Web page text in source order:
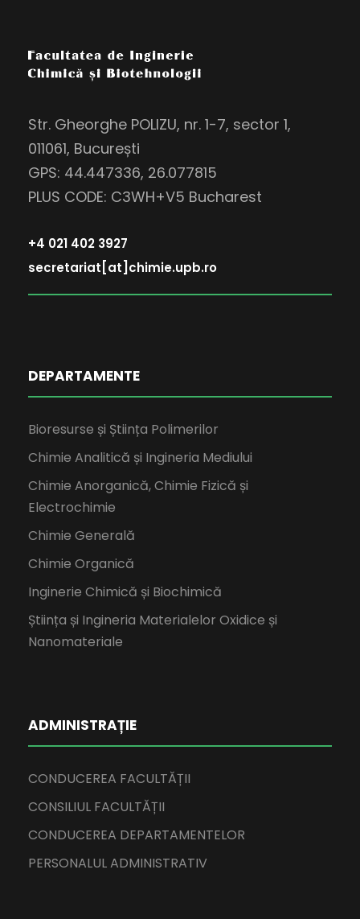
Str. Gheorghe POLIZU, nr. 1-7, sector 1,
011061, București
GPS: 44.447336, 26.077815
PLUS CODE: C3WH+V5 Bucharest
+4 021 402 3927
secretariat[at]chimie.upb.ro
DEPARTAMENTE
Bioresurse și Știința Polimerilor
Chimie Analitică și Ingineria Mediului
Chimie Anorganică, Chimie Fizică și
Electrochimie
Chimie Generală
Chimie Organică
Inginerie Chimică și Biochimică
Știința și Ingineria Materialelor Oxidice și
Nanomateriale
ADMINISTRAȚIE
CONDUCEREA FACULTĂȚII
CONSILIUL FACULTĂȚII
CONDUCEREA DEPARTAMENTELOR
PERSONALUL ADMINISTRATIV